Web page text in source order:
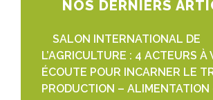
NOS DERNIERS
SALON INTERNATIONAL DE
L’AGRICULTURE : 4 ACTEURS À
ÉCOUTE POUR INCARNER LE
PRODUCTION – ALIMENTATION